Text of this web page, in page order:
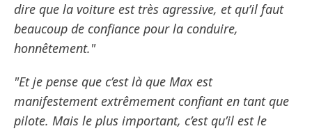
dire que la voiture est très agressive, et qu’il faut
beaucoup de confiance pour la conduire,
honnêtement."
"Et je pense que c’est là que Max est
manifestement extrêmement confiant en tant que
pilote. Mais le plus important, c’est qu’il est le